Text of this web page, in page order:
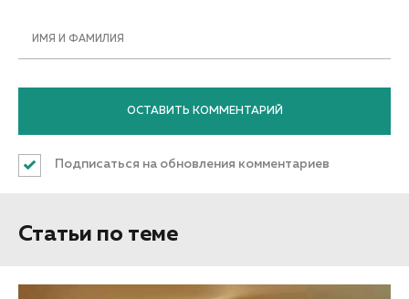
ИМЯ И ФАМИЛИЯ
Подписаться на обновления комментариев
Статьи по теме